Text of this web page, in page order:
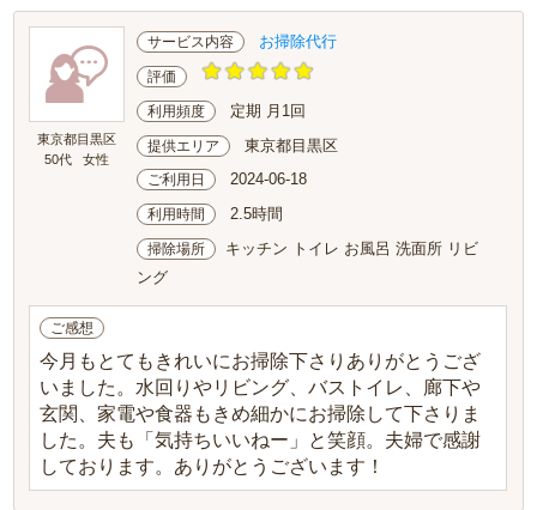
東京都目黒区
50代
女性
サービス内容 お掃除代行
評価
利用頻度 定期 月1回
提供エリア 東京都目黒区
ご利用日 2024-06-18
利用時間 2.5時間
掃除場所
キッチン トイレ お風呂 洗面所 リビ
ング
ご感想
今月もとてもきれいにお掃除下さりありがとうござ
いました。水回りやリビング、バストイレ、廊下や
玄関、家電や食器もきめ細かにお掃除して下さりま
した。夫も「気持ちいいねー」と笑顔。夫婦で感謝
しております。ありがとうございます！